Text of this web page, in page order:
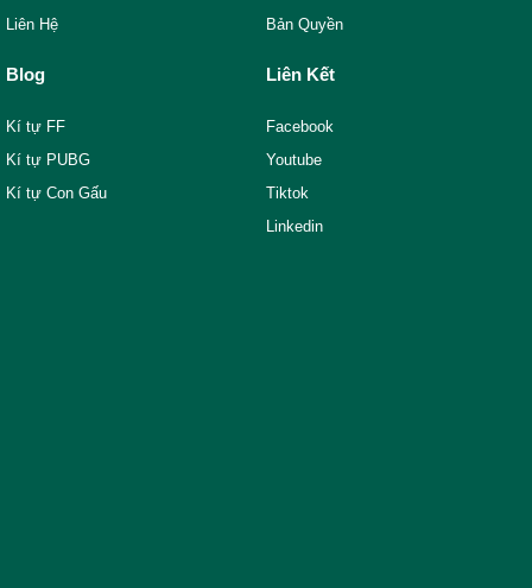
Liên Hệ
Bản Quyền
Blog
Kí tự FF
Kí tự PUBG
Kí tự Con Gấu
Liên Kết
Facebook
Youtube
Tiktok
Linkedin